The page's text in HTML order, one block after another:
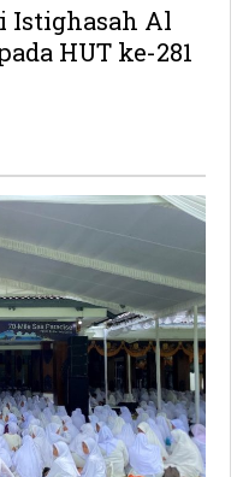
Al
Khidmah
ke-
281
Istighasah Al
HUT ke-281